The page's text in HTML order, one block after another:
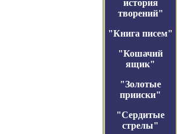
история
творений"
"Книга писем"
"Кошачий
ящик"
"Золотые
прииски"
"Сердитые
стрелы"